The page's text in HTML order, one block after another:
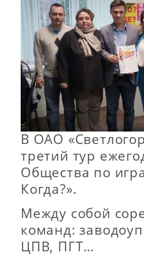
В ОАО
третий тур
Общества по
Когда?».
Между собой
команд:
ЦПВ, ПГТ…